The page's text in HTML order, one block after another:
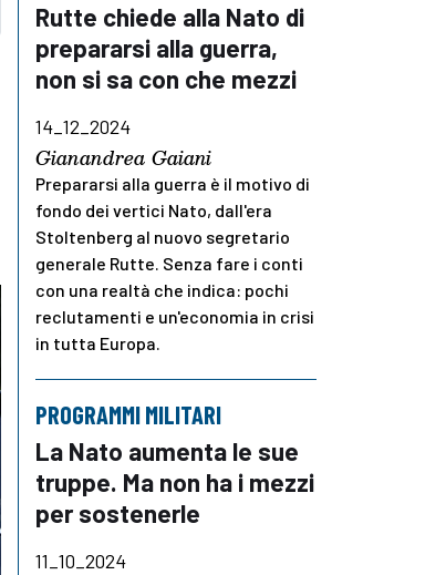
Rutte chiede alla Nato di
prepararsi alla guerra,
non si sa con che mezzi
14_12_2024
Gianandrea Gaiani
Prepararsi alla guerra è il motivo di
fondo dei vertici Nato, dall'era
Stoltenberg al nuovo segretario
generale Rutte. Senza fare i conti
con una realtà che indica: pochi
reclutamenti e un'economia in crisi
in tutta Europa.
PROGRAMMI MILITARI
La Nato aumenta le sue
truppe. Ma non ha i mezzi
per sostenerle
11_10_2024